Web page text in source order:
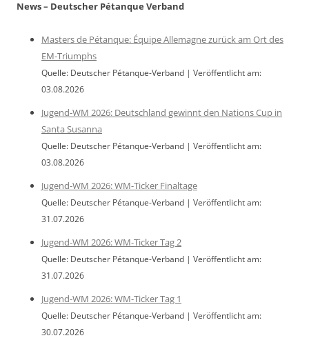
News – Deutscher Pétanque Verband
Masters de Pétanque: Équipe Allemagne zurück am Ort des
EM-Triumphs
Quelle: Deutscher Pétanque-Verband
Veröffentlicht am:
03.08.2026
Jugend-WM 2026: Deutschland gewinnt den Nations Cup in
Santa Susanna
Quelle: Deutscher Pétanque-Verband
Veröffentlicht am:
03.08.2026
Jugend-WM 2026: WM-Ticker Finaltage
Quelle: Deutscher Pétanque-Verband
Veröffentlicht am:
31.07.2026
Jugend-WM 2026: WM-Ticker Tag 2
Quelle: Deutscher Pétanque-Verband
Veröffentlicht am:
31.07.2026
Jugend-WM 2026: WM-Ticker Tag 1
Quelle: Deutscher Pétanque-Verband
Veröffentlicht am:
30.07.2026